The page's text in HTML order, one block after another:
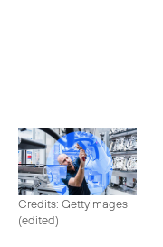
Credits: Gettyimages
(edited)